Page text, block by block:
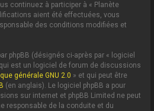
continuez à participer à « Planète
aient été effectuées, vous
des conditions modifiées et
phpBB (désignés ci-après par « logiciel
qui est un logiciel de forum de discussions
générale GNU 2.0 » et qui peut être
(en anglais). Le logiciel phpBB a pour
sur internet et phpBB Limited ne peut
responsable de la conduite et du